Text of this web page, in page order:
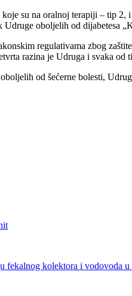
su na oralnoj terapiji – tip
Udruge oboljelih od dijabetesa
regulativama zbog
razina je Udruga i svaka
od šećerne bolesti,
fekalnog kolektora i vodovoda